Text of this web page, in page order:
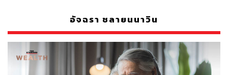
อัจฉรา ชลายนนาวิน